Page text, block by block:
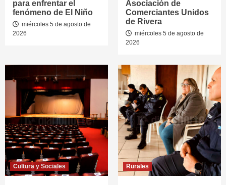
para enfrentar el
fenómeno de El Niño
miércoles 5 de agosto de
2026
Asociación de
Comerciantes Unidos
de Rivera
miércoles 5 de agosto de
2026
Cultura y Sociales Rurales